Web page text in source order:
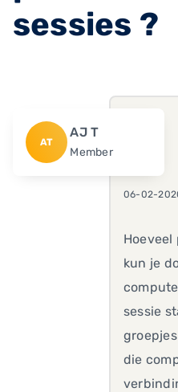
sessies ?
AT
AJ T
Member
06-02-
Hoeveel
kun je
sessie
die